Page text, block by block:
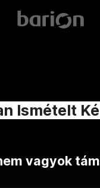
Ismételt
vagyok